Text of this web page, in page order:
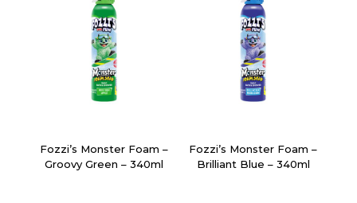
Fozzi’s Monster Foam –
Brilliant Blue – 340ml
Fozzi’s Monster Foam –
Groovy Green – 340ml